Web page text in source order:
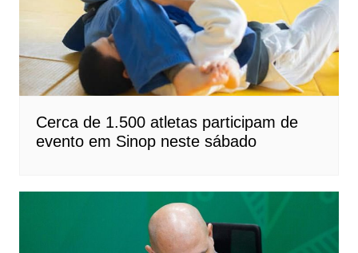
Cerca de 1.500 atletas participam de
evento em Sinop neste sábado